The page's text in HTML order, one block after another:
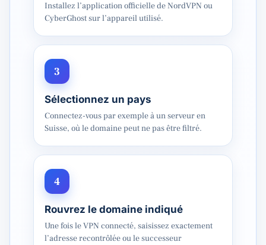
Installez l’application officielle de NordVPN ou
CyberGhost sur l’appareil utilisé.
3
Sélectionnez un pays
Connectez-vous par exemple à un serveur en
Suisse, où le domaine peut ne pas être filtré.
4
Rouvrez le domaine indiqué
Une fois le VPN connecté, saisissez exactement
l’adresse recontrôlée ou le successeur